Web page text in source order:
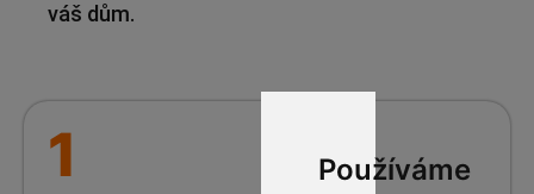
Používáme
váš dům.
1